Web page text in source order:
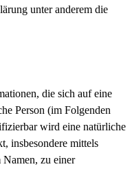
unter anderem die
die sich auf eine
Person (im Folgenden
wird eine natürliche
insbesondere mittels
zu einer